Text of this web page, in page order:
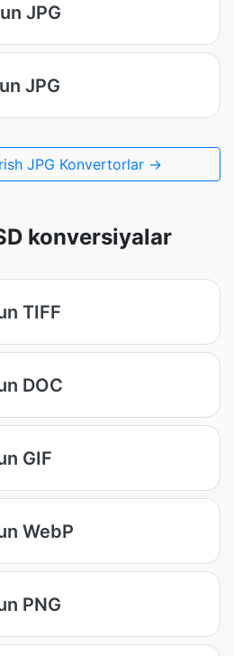
JPG
JPG
JPG Konvertorlar →
konversiyalar
TIFF
DOC
GIF
WebP
PNG